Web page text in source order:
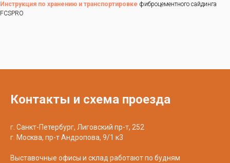
Инструкция по хранению и транспортировке фиброцементного сайдинга
FCSPRO
Контакты и схема проезда
г. Санкт-Петербург, Лиговский пр-т, 252
г. Москва, пр-т Андропова, 9/1 к3
Выставочные офисы и склад работают по будням